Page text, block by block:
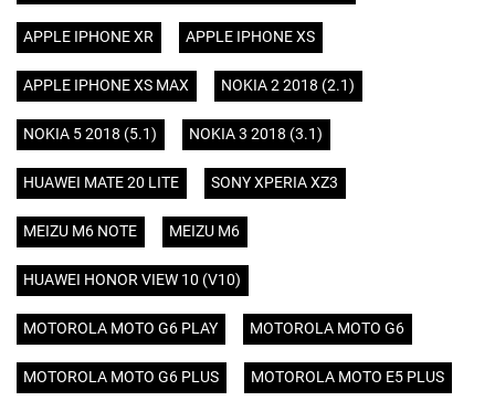
APPLE IPHONE XR APPLE IPHONE XS
APPLE IPHONE XS MAX NOKIA 2 2018 (2.1)
NOKIA 5 2018 (5.1) NOKIA 3 2018 (3.1)
HUAWEI MATE 20 LITE SONY XPERIA XZ3
MEIZU M6 NOTE MEIZU M6
HUAWEI HONOR VIEW 10 (V10)
MOTOROLA MOTO G6 PLAY MOTOROLA MOTO G6
MOTOROLA MOTO G6 PLUS MOTOROLA MOTO E5 PLUS